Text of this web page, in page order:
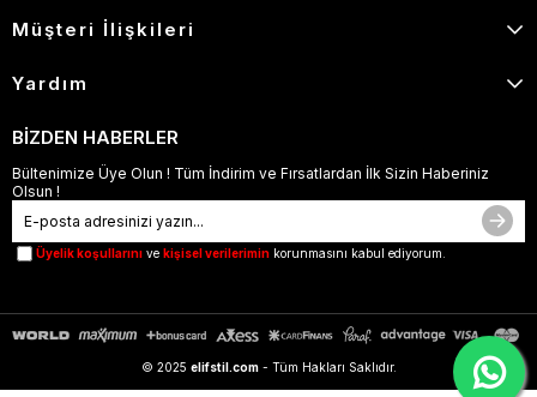
Müşteri İlişkileri
Yardım
BİZDEN HABERLER
Bültenimize Üye Olun ! Tüm İndirim ve Fırsatlardan İlk Sizin Haberiniz
Olsun !
Üyelik koşullarını ve kişisel verilerimin korunmasını kabul ediyorum.
© 2025 elifstil.com - Tüm Hakları Saklıdır.